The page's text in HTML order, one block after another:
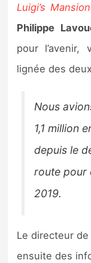
Bons plans
Guides
Luigi’s
Philippe
pour
lignée des
Nous
1,1 million
depuis le
route pour
2019.
Le directeur de
ensuite des